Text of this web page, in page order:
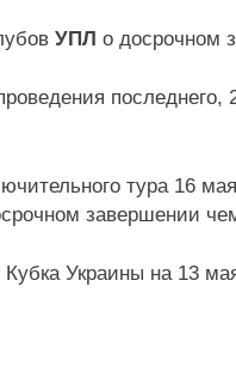
УПЛ о досрочном
последнего,
тура 16
завершении
Украины на 13